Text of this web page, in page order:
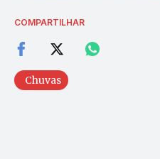
COMPARTILHAR
Chuvas